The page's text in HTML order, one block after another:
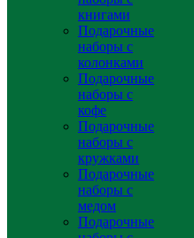
книгами
Подарочные
наборы с
колонками
Подарочные
наборы с
кофе
Подарочные
наборы с
кружками
Подарочные
наборы с
медом
Подарочные